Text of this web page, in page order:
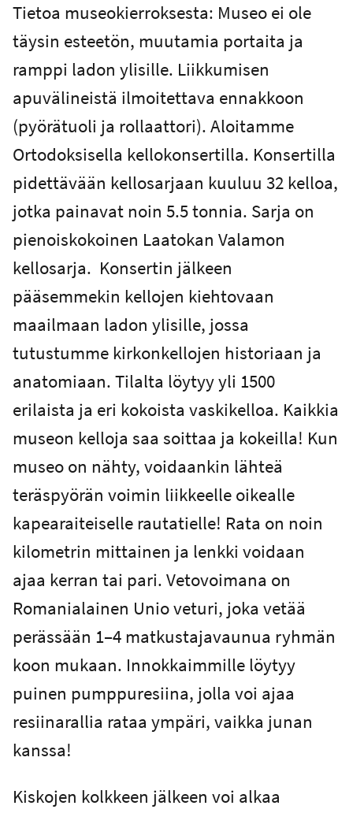
Tietoa museokierroksesta: Museo ei ole
täysin esteetön, muutamia portaita ja
ramppi ladon ylisille. Liikkumisen
apuvälineistä ilmoitettava ennakkoon
(pyörätuoli ja rollaattori). Aloitamme
Ortodoksisella kellokonsertilla. Konsertilla
pidettävään kellosarjaan kuuluu 32 kelloa,
jotka painavat noin 5.5 tonnia. Sarja on
pienoiskokoinen Laatokan Valamon
kellosarja. Konsertin jälkeen
pääsemmekin kellojen kiehtovaan
maailmaan ladon ylisille, jossa
tutustumme kirkonkellojen historiaan ja
anatomiaan. Tilalta löytyy yli 1500
erilaista ja eri kokoista vaskikelloa. Kaikkia
museon kelloja saa soittaa ja kokeilla! Kun
museo on nähty, voidaankin lähteä
teräspyörän voimin liikkeelle oikealle
kapearaiteiselle rautatielle! Rata on noin
kilometrin mittainen ja lenkki voidaan
ajaa kerran tai pari. Vetovoimana on
Romanialainen Unio veturi, joka vetää
perässään 1–4 matkustajavaunua ryhmän
koon mukaan. Innokkaimmille löytyy
puinen pumppuresiina, jolla voi ajaa
resiinarallia rataa ympäri, vaikka junan
kanssa!
Kiskojen kolkkeen jälkeen voi alkaa